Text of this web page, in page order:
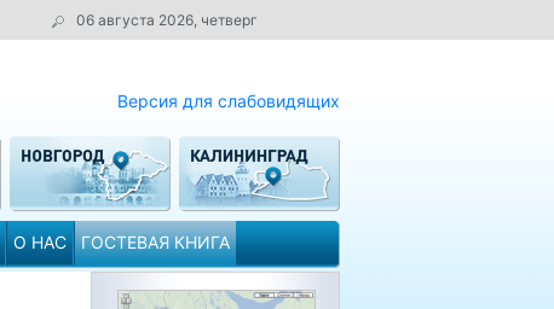
06 августа 2026, четверг
Версия для слабовидящих
О НАС ГОСТЕВАЯ КНИГА